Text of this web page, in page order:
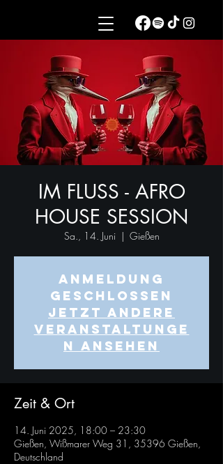
IM FLUSS - AFRO
HOUSE SESSION
Sa., 14. Juni
  |
Gießen
Anmeldung
geschlossen
Jetzt andere
Veranstaltunge
n ansehen
Zeit & Ort
14. Juni 2025, 18:00 – 23:30
Gießen, Wißmarer Weg 31, 35396 Gießen,
Deutschland